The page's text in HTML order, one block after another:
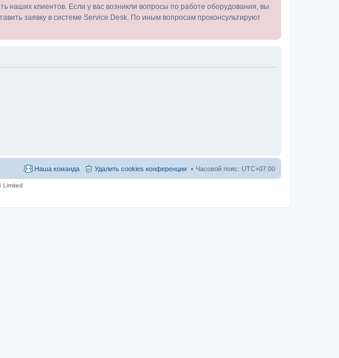
наших клиентов. Если у вас возникли вопросы по работе оборудования, вы
заявку в системе Service Desk. По иным вопросам проконсультируют
Часовой пояс: UTC+07:00
Удалить cookies конференции
Наша команда
Limited